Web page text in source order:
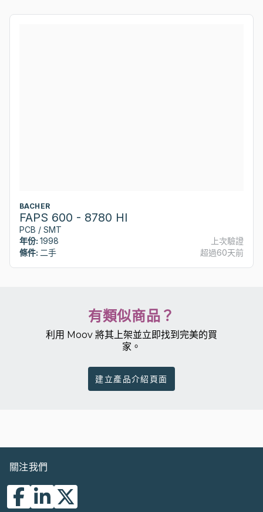
BACHER
FAPS 600 - 8780 HI
PCB / SMT
年份: 1998
條件: 二手
上次驗證
超過60天前
有類似商品？
利用 Moov 將其上架並立即找到完美的買
家。
建立產品介紹頁面
關注我們